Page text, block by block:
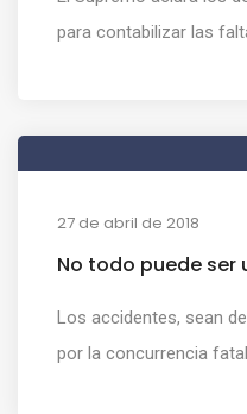
para contabilizar las
27 de abril de 2018
No todo puede ser
Los accidentes, sean
por la concurrencia